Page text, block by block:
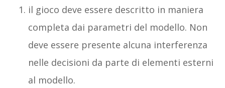
il gioco deve essere descritto in maniera
completa dai parametri del modello. Non
deve essere presente alcuna interferenza
nelle decisioni da parte di elementi esterni
al modello.